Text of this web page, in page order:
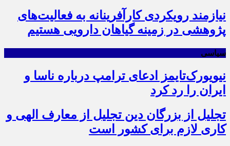
نیازمند رویکردی کارآفرینانه به فعالیت‌های
پژوهشی در زمینه گیاهان دارویی هستیم
سیاسی
نیویورک‌تایمز ادعای ترامپ درباره ناسا و
ایران را رد کرد
تجلیل از بزرگان دین تجلیل از معارف الهی و
کاری لازم برای کشور است